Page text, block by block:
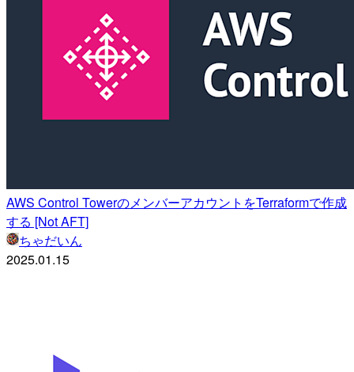
AWS Control TowerのメンバーアカウントをTerraformで作成
する [Not AFT]
ちゃだいん
2025.01.15